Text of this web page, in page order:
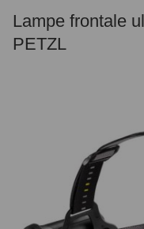
Lampe frontale
PETZL